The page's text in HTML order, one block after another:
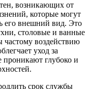
возникающих от
которые могут
его внешний вид. Это
столовые и ванные
частому воздействию
уход за
проникают глубоко и
срок службы